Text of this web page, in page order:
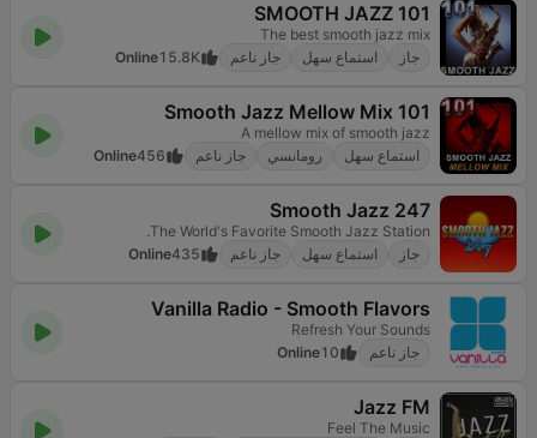
101 SMOOTH JAZZ
The best smooth jazz mix
جاز
استماع سهل جاز ناعم 15.8K
Online
101 Smooth Jazz Mellow Mix
A mellow mix of smooth jazz
استماع سهل
رومانسي جاز ناعم 456
Online
Smooth Jazz 247
The World's Favorite Smooth Jazz Station.
جاز
استماع سهل جاز ناعم 435
Online
Vanilla Radio - Smooth Flavors
Refresh Your Sounds
جاز ناعم
10
Online
Jazz FM
Feel The Music